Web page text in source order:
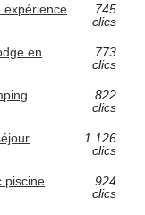
expérience
745
clics
en
773
clics
822
clics
1 126
clics
piscine
924
clics